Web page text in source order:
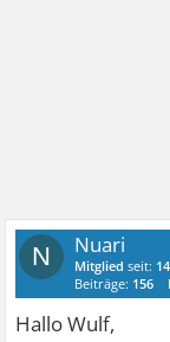
N Nuari
Mitglied seit:
Beiträge: 156
Hallo Wulf,